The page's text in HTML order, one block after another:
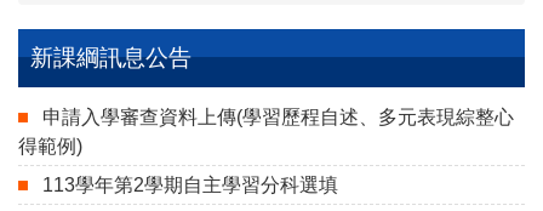
新課綱訊息公告
申請入學審查資料上傳(學習歷程自述、多元表現綜整心
得範例)
113學年第2學期自主學習分科選填